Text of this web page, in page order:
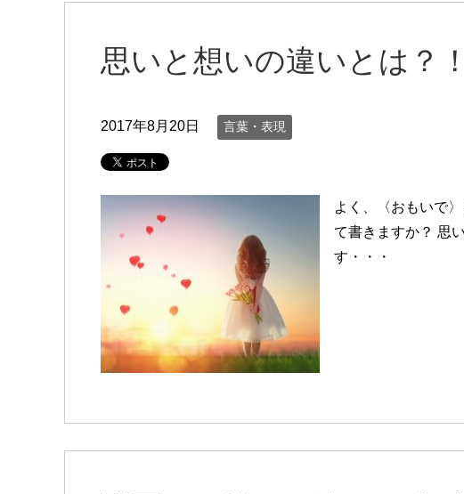
思いと想いの違いとは？！
2017年8月20日 言葉・表現
よく、〈おもいで
て書きますか？ 思
す・・・